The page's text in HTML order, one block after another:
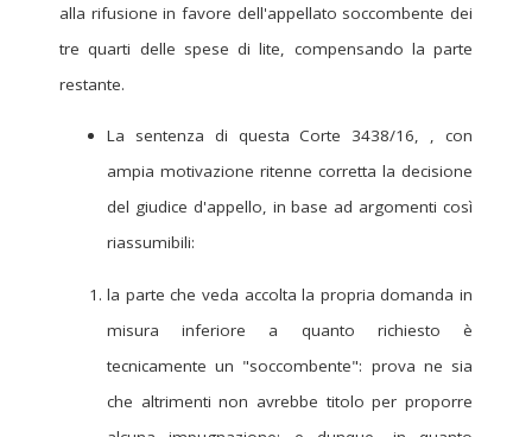
alla rifusione in favore dell'appellato soccombente dei
tre quarti delle spese di lite, compensando la parte
restante.
La sentenza di questa Corte 3438/16, , con
ampia motivazione ritenne corretta la decisione
del giudice d'appello, in base ad argomenti così
riassumibili:
la parte che veda accolta la propria domanda in
misura inferiore a quanto richiesto è
tecnicamente un "soccombente": prova ne sia
che altrimenti non avrebbe titolo per proporre